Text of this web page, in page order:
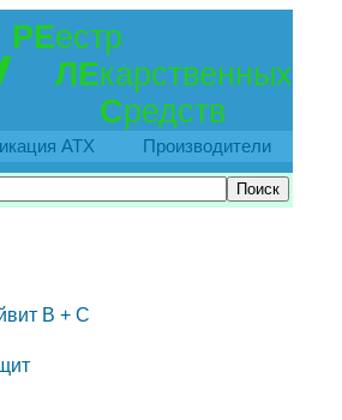
РЕестр
ЛЕкарственных
Средств
АТХ Производители
В + С